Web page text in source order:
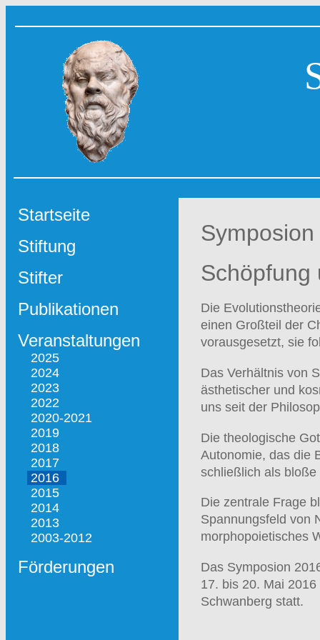
Startseite
Stiftung
Stifter
Publikationen
Veranstaltungen
2025
2024
2023
2022
2020-2021
2019
2018
2017
2016
2015
2014
2013
2003-2012
Förderungen
Schöpfung
Die
einen Großteil der
vorausgesetzt, sie
Das Verhältnis von
ästhetischer und
uns seit der
Die theologische
Autonomie, das die
schließlich als
Die zentrale Frage
Spannungsfeld von
morphopoietisches
Das Symposion
17. bis 20. Mai
Schwanberg statt.